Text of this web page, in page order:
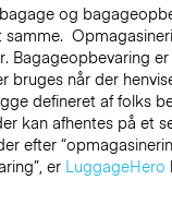
og
Bagageopbevaring
bruges når der
defineret af folks
kan afhentes på et
efter
erLuggageHero